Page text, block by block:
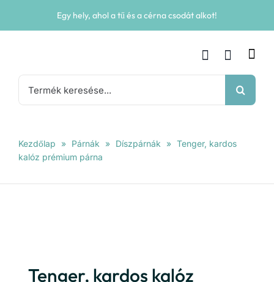
Egy hely, ahol a tű és a cérna csodát alkot!
Keresés...
Kezdőlap » Párnák » Díszpárnák » Tenger, kardos
kalóz prémium párna
Tenger, kardos kalóz